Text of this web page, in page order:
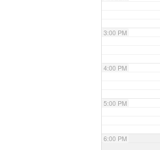
3:00 PM
4:00 PM
5:00 PM
6:00 PM